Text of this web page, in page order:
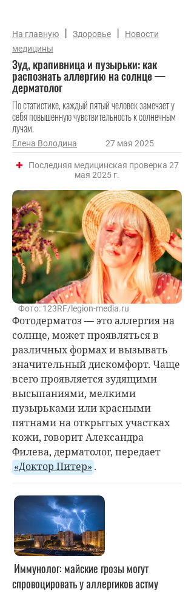
На главную | Здоровье |
Новости
медицины
Зуд, крапивница и пузырьки: как
распознать аллергию на солнце —
дерматолог
По статистике, каждый пятый человек замечает у
себя повышенную чувствительность к солнечным
лучам.
Елена Володина 27 мая 2025
Последняя медицинская проверка 27
мая 2025 г.
Фото: 123RF/legion-media.ru
Фотодерматоз — это аллергия на
солнце, может проявляться в
различных формах и вызывать
значительный дискомфорт. Чаще
всего проявляется зудящими
высыпаниями, мелкими
пузырьками или красными
пятнами на открытых участках
кожи, говорит Александра
Филева, дерматолог, передает
«Доктор Питер» .
Иммунолог: майские грозы могут
спровоцировать у аллергиков астму